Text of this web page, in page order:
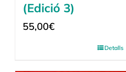
(Edició 3)
55,00€
Detalls